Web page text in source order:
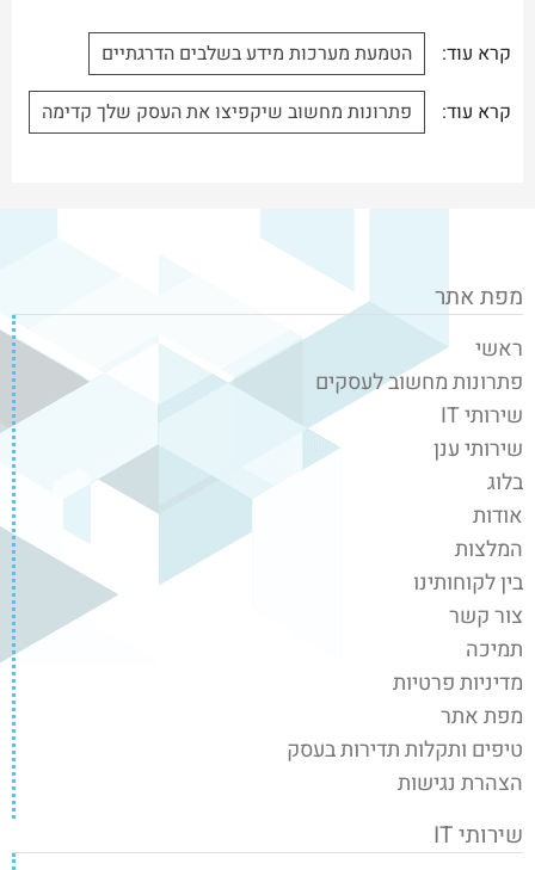
קרא עוד: הטמעת מערכות מידע בשלבים הדרגתיים
קרא עוד: פתרונות מחשוב שיקפיצו את העסק שלך קדימה
מפת אתר
ראשי
פתרונות מחשוב לעסקים
שירותי IT
שירותי ענן
בלוג
אודות
המלצות
בין לקוחותינו
צור קשר
תמיכה
מדיניות פרטיות
מפת אתר
טיפים ותקלות תדירות בעסק
הצהרת נגישות
שירותי IT